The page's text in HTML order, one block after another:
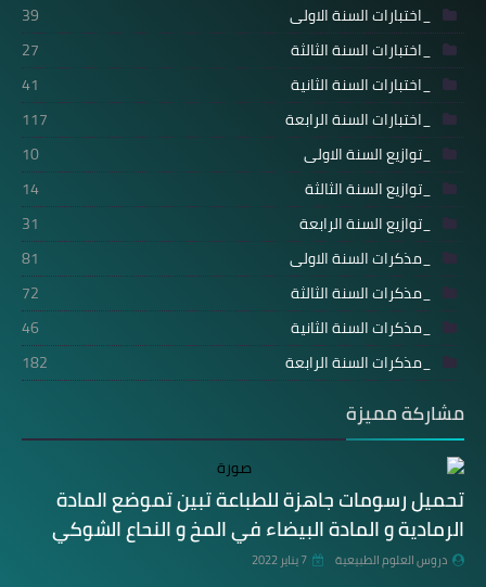
_اختبارات السنة الاولى
39
_اختبارات السنة الثالثة
27
_اختبارات السنة الثانية
41
_اختبارات السنة الرابعة
117
_توازيع السنة الاولى
10
_توازيع السنة الثالثة
14
_توازيع السنة الرابعة
31
_مذكرات السنة الاولى
81
_مذكرات السنة الثالثة
72
_مذكرات السنة الثانية
46
_مذكرات السنة الرابعة
182
مشاركة مميزة
تحميل رسومات جاهزة للطباعة تبين تموضع المادة
الرمادية و المادة البيضاء في المخ و النحاع الشوكي
دروس العلوم الطبيعية 7 يناير 2022